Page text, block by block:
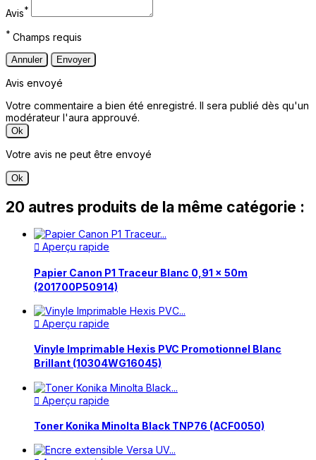
Avis*
* Champs requis
Annuler Envoyer
Avis envoyé
Votre commentaire a bien été enregistré. Il sera publié dès qu'un
modérateur l'aura approuvé.
Ok
Votre avis ne peut être envoyé
Ok
20 autres produits de la même catégorie :
 Aperçu rapide
Papier Canon P1 Traceur Blanc 0,91 x 50m
(201700P50914)
 Aperçu rapide
Vinyle Imprimable Hexis PVC Promotionnel Blanc
Brillant (10304WG16045)
 Aperçu rapide
Toner Konika Minolta Black TNP76 (ACF0050)